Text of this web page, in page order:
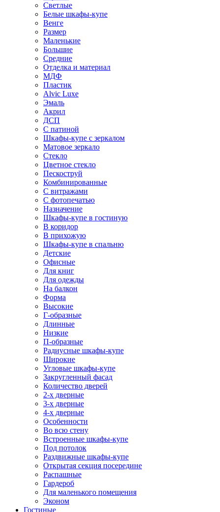
Светлые
Белые шкафы-купе
Венге
Размер
Маленькие
Большие
Средние
Отделка и материал
МДФ
Пластик
Alvic Luxe
Эмаль
Акрил
ДСП
С патиной
Шкафы-купе с зеркалом
Матовое зеркало
Стекло
Цветное стекло
Пескоструй
Комбинированные
С витражами
С фотопечатью
Назначение
Шкафы-купе в гостиную
В коридор
В прихожую
Шкафы-купе в спальню
Детские
Офисные
Для книг
Для одежды
На балкон
Форма
Высокие
Г-образные
Длинные
Низкие
П-образные
Радиусные шкафы-купе
Широкие
Угловые шкафы-купе
Закругленный фасад
Количество дверей
2-х дверные
3-х дверные
4-х дверные
Особенности
Во всю стену
Встроенные шкафы-купе
Под потолок
Раздвижные шкафы-купе
Открытая секция посередине
Распашные
Гардероб
Для маленького помещения
Эконом
Гостиные